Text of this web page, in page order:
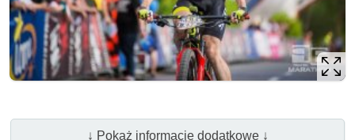
↓ Pokaż informacje dodatkowe ↓